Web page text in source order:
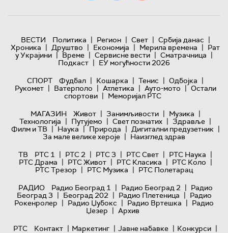
ВЕСТИ Политика | Регион | Свет | Србија данас |
Хроника | Друштво | Економија | Мерила времена | Рат
у Украјини | Време | Сервисне вести | Сматрачница |
Подкаст | ЕУ могућности 2026
СПОРТ
Фудбал | Кошарка | Тенис | Одбојка |
Рукомет | Ватерполо | Атлетика | Ауто-мото | Остали
спортови | Меморијал РТС
МАГАЗИН
Живот | Занимљивости | Музика |
Технологијa | Путујемо | Свет познатих | Здравље |
Филм и ТВ | Наука | Природа | Дигитални предузетник |
За мале велике хероје | Наизглед здрав
ТВ
РТС 1 | РТС 2 | РТС 3 | РТС Свет | РТС Наука |
РТС Драма | РТС Живот | РТС Класика | РТС Коло |
РТС Трезор | РТС Музика | РТС Полетарац
РАДИО
Радио Београд 1 | Радио Београд 2 | Радио
Београд 3 | Београд 202 | Радио Плетеница | Радио
Рокенролер | Радио Џубокс | Радио Вртешка | Радио
Џезер | Архив
РТС
Контакт | Маркетинг | Јавне набавке | Конкурси |